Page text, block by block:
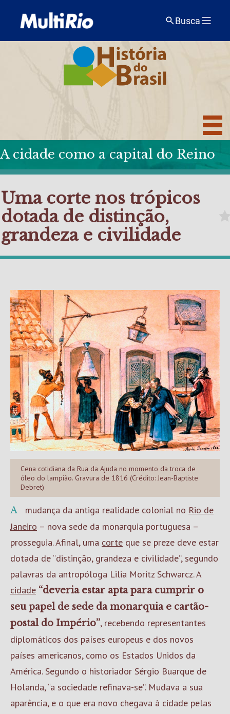
Busca
A cidade como a capital do Reino
Uma corte nos trópicos
dotada de distinção,
grandeza e civilidade
Cena cotidiana da Rua da Ajuda no momento da troca de
óleo do lampião. Gravura de 1816 (Crédito: Jean-Baptiste
Debret)
A mudança da antiga realidade colonial no Rio de
Janeiro – nova sede da monarquia portuguesa –
prosseguia. Afinal, uma corte que se preze deve estar
dotada de “distinção, grandeza e civilidade”, segundo
palavras da antropóloga Lilia Moritz Schwarcz. A
cidade “deveria estar apta para cumprir o
seu papel de sede da monarquia e cartão-
postal do Império”, recebendo representantes
diplomáticos dos países europeus e dos novos
países americanos, como os Estados Unidos da
América. Segundo o historiador Sérgio Buarque de
Holanda, “a sociedade refinava-se”. Mudava a sua
aparência, e o que era novo chegava à cidade pelas